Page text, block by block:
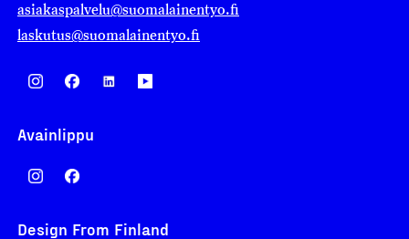
asiakaspalvelu@suomalainentyo.fi
laskutus@suomalainentyo.fi
Avainlippu
Design From Finland